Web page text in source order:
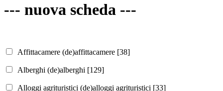
--- nuova scheda ---
Affittacamere (de)affittacamere [38]
Alberghi (de)alberghi [129]
Alloggi agrituristici (de)alloggi agrituristici [33]